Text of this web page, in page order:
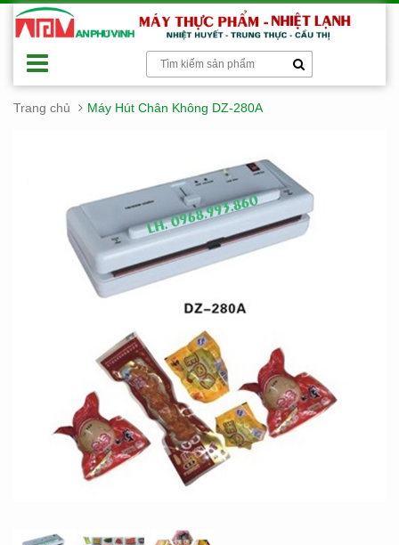
Trang chủ Máy Hút Chân Không DZ-280A